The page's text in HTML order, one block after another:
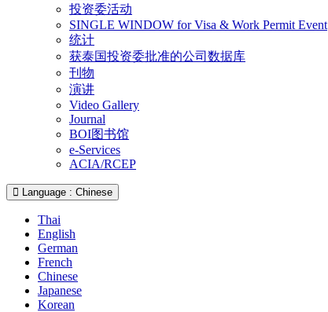
投资委活动
SINGLE WINDOW for Visa & Work Permit Event
统计
获泰国投资委批准的公司数据库
刊物
演讲
Video Gallery
Journal
BOI图书馆
e-Services
ACIA/RCEP
Language : Chinese
Thai
English
German
French
Chinese
Japanese
Korean